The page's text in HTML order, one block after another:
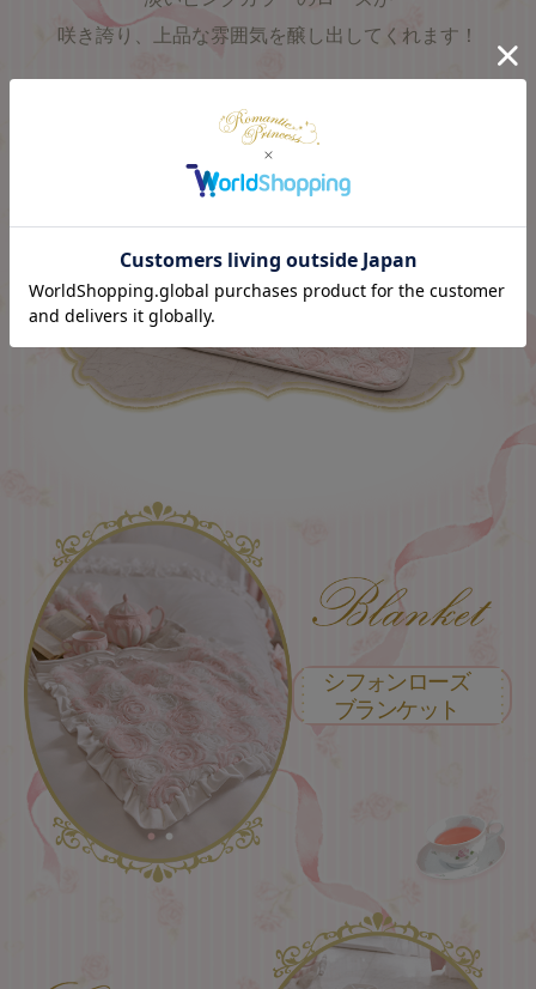
咲き誇り、上品な雰囲気を醸し出してくれます！
シフォンローズ
ブランケット